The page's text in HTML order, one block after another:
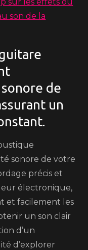
son de la
de
un
sonore de votre
précis et
électronique,
et facilement les
un son clair
d’un
d’explorer